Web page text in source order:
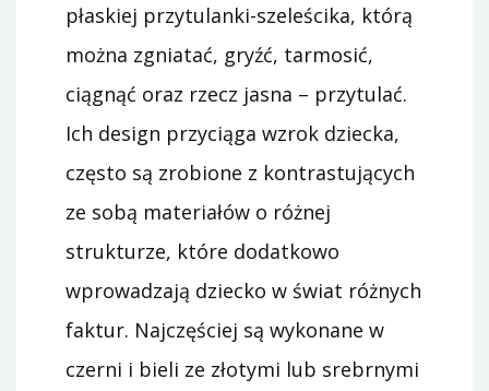
płaskiej przytulanki-szeleścika, którą
można zgniatać, gryźć, tarmosić,
ciągnąć oraz rzecz jasna – przytulać.
Ich design przyciąga wzrok dziecka,
często są zrobione z kontrastujących
ze sobą materiałów o różnej
strukturze, które dodatkowo
wprowadzają dziecko w świat różnych
faktur. Najczęściej są wykonane w
czerni i bieli ze złotymi lub srebrnymi